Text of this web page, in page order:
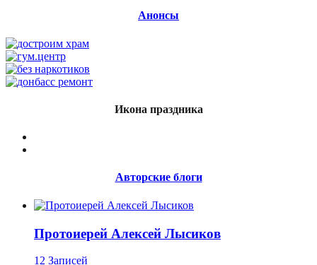
Анонсы
Икона праздника
Авторские блоги
Протоиерей Алексей Лысиков
12 Записей